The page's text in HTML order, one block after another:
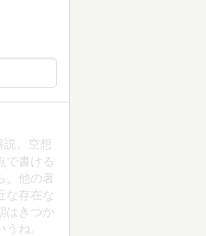
、空想
で書ける
。他の著
な存在な
はきつか
うね。